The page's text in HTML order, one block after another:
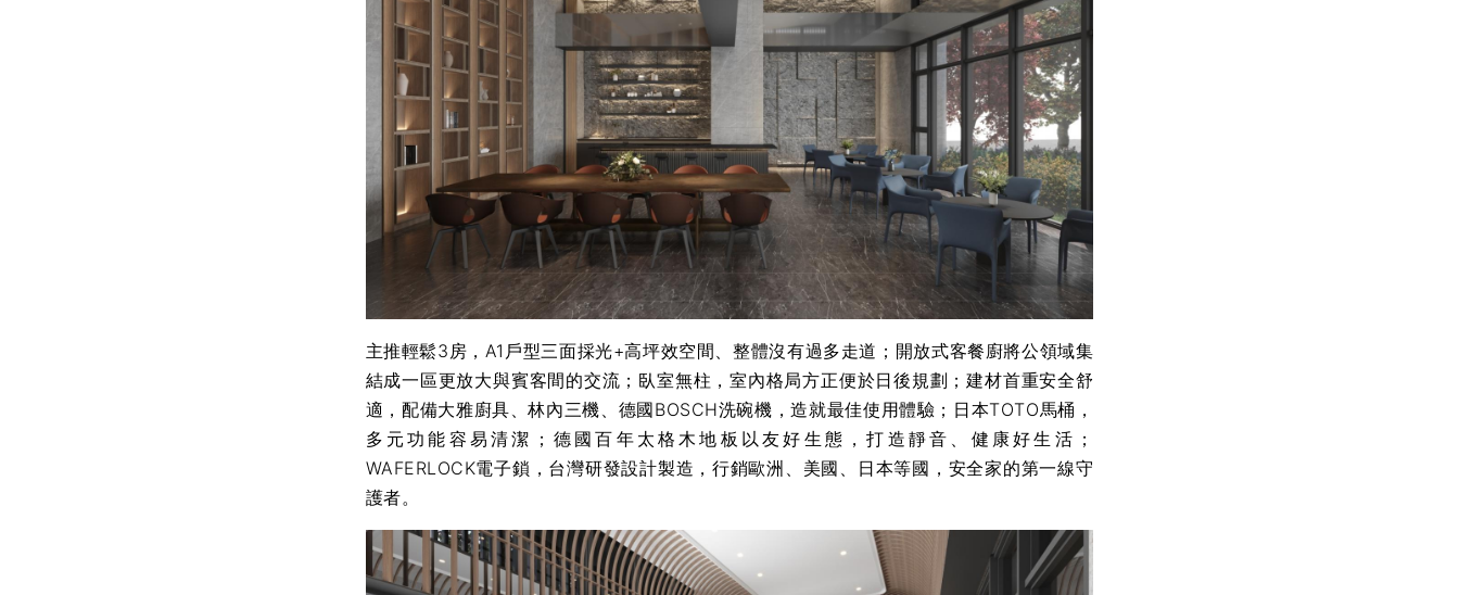
主推輕鬆3房，A1戶型三面採光+高坪效空間、整體沒有過多走道；開放式客餐廚將公領域集
結成一區更放大與賓客間的交流；臥室無柱，室內格局方正便於日後規劃；建材首重安全舒
適，配備大雅廚具、林內三機、德國BOSCH洗碗機，造就最佳使用體驗；日本TOTO馬桶，
多元功能容易清潔；德國百年太格木地板以友好生態，打造靜音、健康好生活；
WAFERLOCK電子鎖，台灣研發設計製造，行銷歐洲、美國、日本等國，安全家的第一線守
護者。